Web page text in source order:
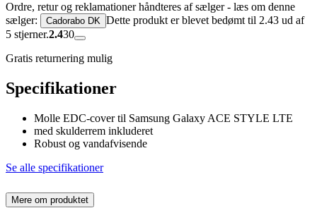
Ordre, retur og reklamationer håndteres af sælger - læs om denne
sælger:
Cadorabo DK Dette produkt er blevet bedømt til 2.43 ud af
5 stjerner.2.430
Gratis returnering mulig
Specifikationer
Molle EDC-cover til Samsung Galaxy ACE STYLE LTE
med skulderrem inkluderet
Robust og vandafvisende
Se alle specifikationer
Mere om produktet